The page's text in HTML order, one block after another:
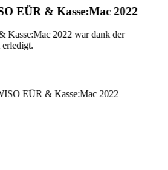
EÜR & Kasse:Mac 2022
2022 war dank der
EÜR & Kasse:Mac 2022